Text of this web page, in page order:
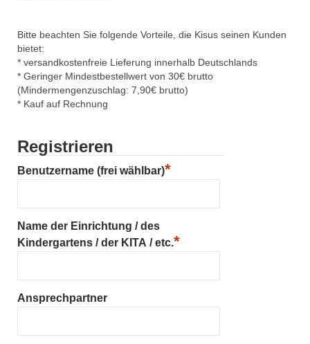
Bitte beachten Sie folgende Vorteile, die Kisus seinen Kunden
bietet:
* versandkostenfreie Lieferung innerhalb Deutschlands
* Geringer Mindestbestellwert von 30€ brutto
(Mindermengenzuschlag: 7,90€ brutto)
* Kauf auf Rechnung
Registrieren
Benutzername (frei wählbar)*
Name der Einrichtung / des
Kindergartens / der KITA / etc.*
Ansprechpartner